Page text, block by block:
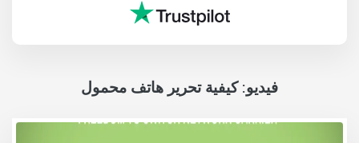
فيديو: كيفية تحرير هاتف محمول